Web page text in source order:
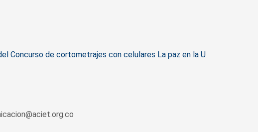
Concurso de cortometrajes con celulares La paz en la U